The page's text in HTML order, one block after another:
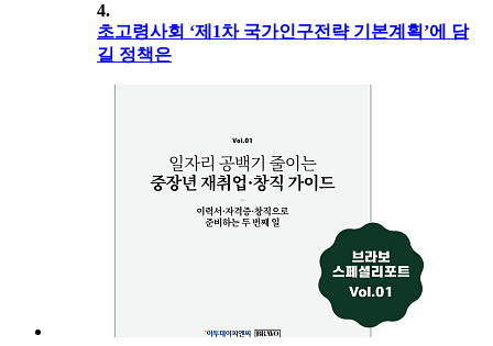
4.
초고령사회 ‘제1차 국가인구전략 기본계획’에 담
길 정책은